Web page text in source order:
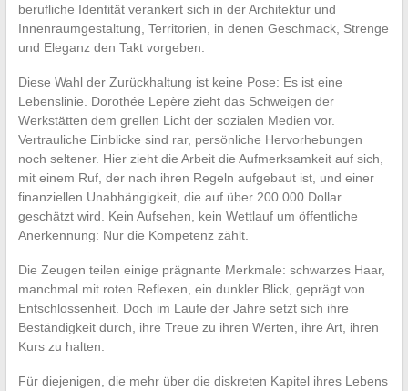
berufliche Identität verankert sich in der Architektur und
Innenraumgestaltung, Territorien, in denen Geschmack, Strenge
und Eleganz den Takt vorgeben.
Diese Wahl der Zurückhaltung ist keine Pose: Es ist eine
Lebenslinie. Dorothée Lepère zieht das Schweigen der
Werkstätten dem grellen Licht der sozialen Medien vor.
Vertrauliche Einblicke sind rar, persönliche Hervorhebungen
noch seltener. Hier zieht die Arbeit die Aufmerksamkeit auf sich,
mit einem Ruf, der nach ihren Regeln aufgebaut ist, und einer
finanziellen Unabhängigkeit, die auf über 200.000 Dollar
geschätzt wird. Kein Aufsehen, kein Wettlauf um öffentliche
Anerkennung: Nur die Kompetenz zählt.
Die Zeugen teilen einige prägnante Merkmale: schwarzes Haar,
manchmal mit roten Reflexen, ein dunkler Blick, geprägt von
Entschlossenheit. Doch im Laufe der Jahre setzt sich ihre
Beständigkeit durch, ihre Treue zu ihren Werten, ihre Art, ihren
Kurs zu halten.
Für diejenigen, die mehr über die diskreten Kapitel ihres Lebens